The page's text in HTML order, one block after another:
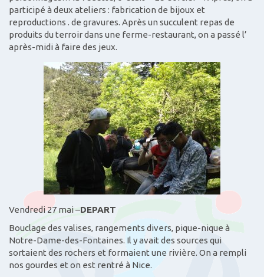
participé à deux ateliers : fabrication de bijoux et
reproductions . de gravures. Après un succulent repas de
produits du terroir dans une ferme-restaurant, on a passé l’
après-midi à faire des jeux.
Vendredi 27 mai –DEPART
Bouclage des valises, rangements divers, pique-nique à
Notre-Dame-des-Fontaines. Il y avait des sources qui
sortaient des rochers et formaient une rivière. On a rempli
nos gourdes et on est rentré à Nice.